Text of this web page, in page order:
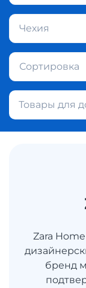
Чехия
Сортировка
Товары для
Zara
бренд